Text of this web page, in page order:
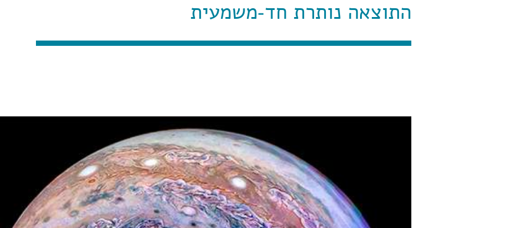
התוצאה נותרת חד-משמעית